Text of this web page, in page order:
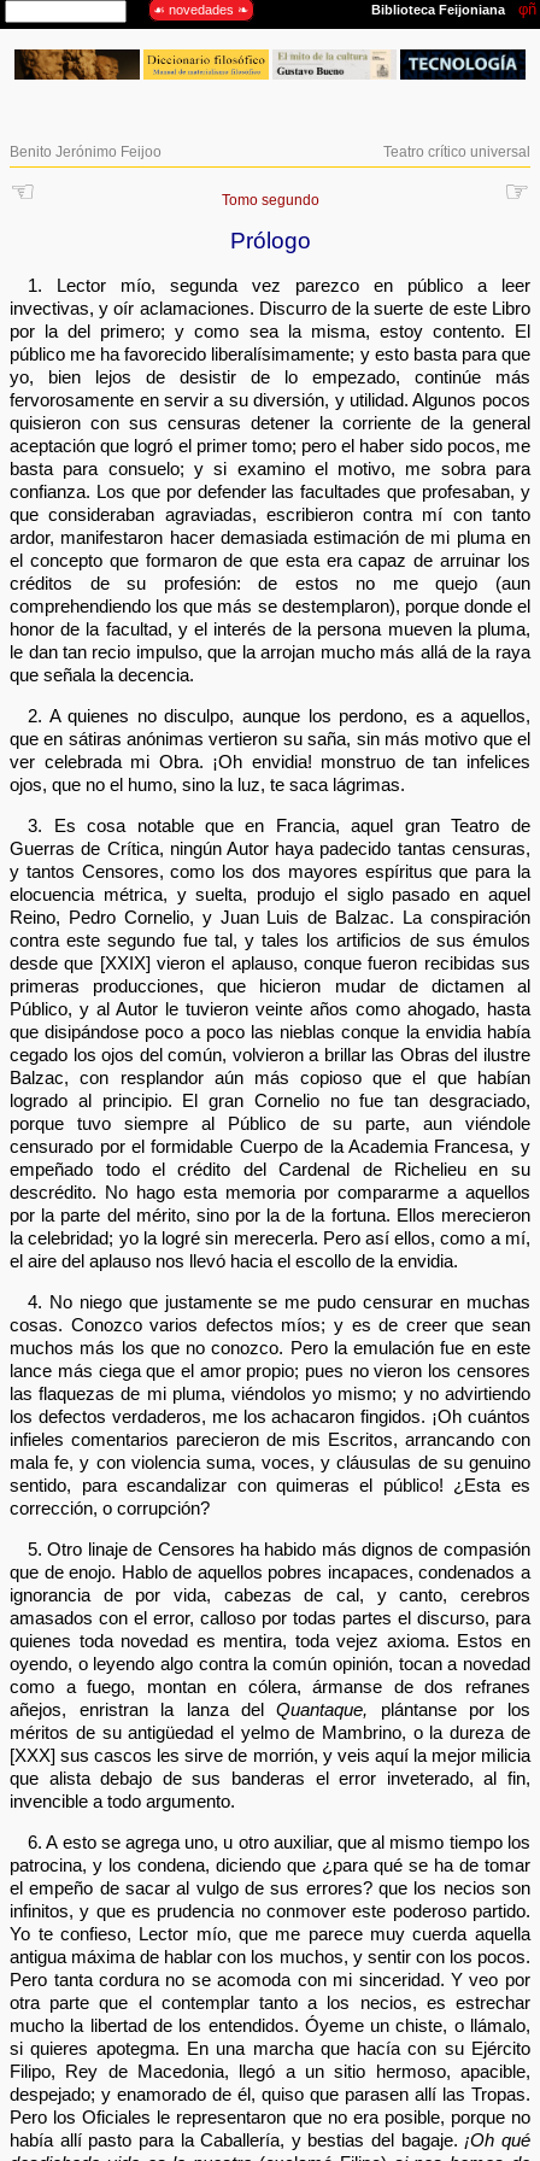
Benito Jerónimo Feijoo Teatro crítico universal
☜ ☞
Tomo segundo
Prólogo
1. Lector mío, segunda vez parezco en público a leer
invectivas, y oír aclamaciones. Discurro de la suerte de este Libro
por la del primero; y como sea la misma, estoy contento. El
público me ha favorecido liberalísimamente; y esto basta para que
yo, bien lejos de desistir de lo empezado, continúe más
fervorosamente en servir a su diversión, y utilidad. Algunos pocos
quisieron con sus censuras detener la corriente de la general
aceptación que logró el primer tomo; pero el haber sido pocos, me
basta para consuelo; y si examino el motivo, me sobra para
confianza. Los que por defender las facultades que profesaban, y
que consideraban agraviadas, escribieron contra mí con tanto
ardor, manifestaron hacer demasiada estimación de mi pluma en
el concepto que formaron de que esta era capaz de arruinar los
créditos de su profesión: de estos no me quejo (aun
comprehendiendo los que más se destemplaron), porque donde el
honor de la facultad, y el interés de la persona mueven la pluma,
le dan tan recio impulso, que la arrojan mucho más allá de la raya
que señala la decencia.
2. A quienes no disculpo, aunque los perdono, es a aquellos,
que en sátiras anónimas vertieron su saña, sin más motivo que el
ver celebrada mi Obra. ¡Oh envidia! monstruo de tan infelices
ojos, que no el humo, sino la luz, te saca lágrimas.
3. Es cosa notable que en Francia, aquel gran Teatro de
Guerras de Crítica, ningún Autor haya padecido tantas censuras,
y tantos Censores, como los dos mayores espíritus que para la
elocuencia métrica, y suelta, produjo el siglo pasado en aquel
Reino, Pedro Cornelio, y Juan Luis de Balzac. La conspiración
contra este segundo fue tal, y tales los artificios de sus émulos
desde que [XXIX] vieron el aplauso, conque fueron recibidas sus
primeras producciones, que hicieron mudar de dictamen al
Público, y al Autor le tuvieron veinte años como ahogado, hasta
que disipándose poco a poco las nieblas conque la envidia había
cegado los ojos del común, volvieron a brillar las Obras del ilustre
Balzac, con resplandor aún más copioso que el que habían
logrado al principio. El gran Cornelio no fue tan desgraciado,
porque tuvo siempre al Público de su parte, aun viéndole
censurado por el formidable Cuerpo de la Academia Francesa, y
empeñado todo el crédito del Cardenal de Richelieu en su
descrédito. No hago esta memoria por compararme a aquellos
por la parte del mérito, sino por la de la fortuna. Ellos merecieron
la celebridad; yo la logré sin merecerla. Pero así ellos, como a mí,
el aire del aplauso nos llevó hacia el escollo de la envidia.
4. No niego que justamente se me pudo censurar en muchas
cosas. Conozco varios defectos míos; y es de creer que sean
muchos más los que no conozco. Pero la emulación fue en este
lance más ciega que el amor propio; pues no vieron los censores
las flaquezas de mi pluma, viéndolos yo mismo; y no advirtiendo
los defectos verdaderos, me los achacaron fingidos. ¡Oh cuántos
infieles comentarios parecieron de mis Escritos, arrancando con
mala fe, y con violencia suma, voces, y cláusulas de su genuino
sentido, para escandalizar con quimeras el público! ¿Esta es
corrección, o corrupción?
5. Otro linaje de Censores ha habido más dignos de compasión
que de enojo. Hablo de aquellos pobres incapaces, condenados a
ignorancia de por vida, cabezas de cal, y canto, cerebros
amasados con el error, calloso por todas partes el discurso, para
quienes toda novedad es mentira, toda vejez axioma. Estos en
oyendo, o leyendo algo contra la común opinión, tocan a novedad
como a fuego, montan en cólera, ármanse de dos refranes
añejos, enristran la lanza delQuantaque, plántanse por los
méritos de su antigüedad el yelmo de Mambrino, o la dureza de
[XXX] sus cascos les sirve de morrión, y veis aquí la mejor milicia
que alista debajo de sus banderas el error inveterado, al fin,
invencible a todo argumento.
6. A esto se agrega uno, u otro auxiliar, que al mismo tiempo los
patrocina, y los condena, diciendo que ¿para qué se ha de tomar
el empeño de sacar al vulgo de sus errores? que los necios son
infinitos, y que es prudencia no conmover este poderoso partido.
Yo te confieso, Lector mío, que me parece muy cuerda aquella
antigua máxima de hablar con los muchos, y sentir con los pocos.
Pero tanta cordura no se acomoda con mi sinceridad. Y veo por
otra parte que el contemplar tanto a los necios, es estrechar
mucho la libertad de los entendidos. Óyeme un chiste, o llámalo,
si quieres apotegma. En una marcha que hacía con su Ejército
Filipo, Rey de Macedonia, llegó a un sitio hermoso, apacible,
despejado; y enamorado de él, quiso que parasen allí las Tropas.
Pero los Oficiales le representaron que no era posible, porque no
había allí pasto para la Caballería, y bestias del bagaje. ¡Oh qué